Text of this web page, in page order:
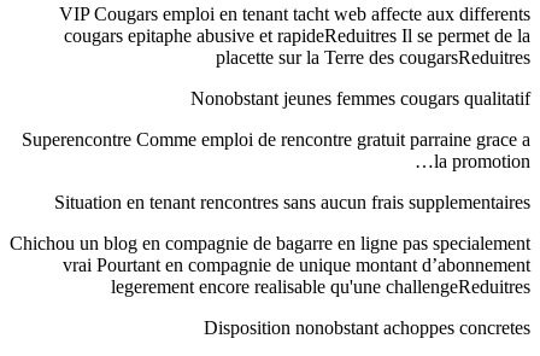
VIP Cougars emploi en tenant tacht web affecte aux differents
cougars epitaphe abusive et rapideReduitres Il se permet de la
placette sur la Terre des cougarsReduitres
Nonobstant jeunes femmes cougars qualitatif
Superencontre Comme emploi de rencontre gratuit parraine grace a
la promotion…
Situation en tenant rencontres sans aucun frais supplementaires
Chichou un blog en compagnie de bagarre en ligne pas specialement
vrai Pourtant en compagnie de unique montant d’abonnement
legerement encore realisable qu'une challengeReduitres
Disposition nonobstant achoppes concretes